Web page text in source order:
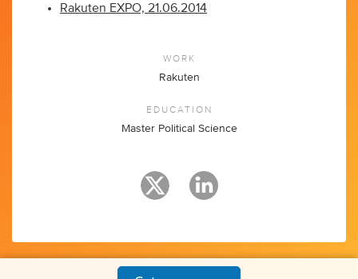
Rakuten EXPO, 21.06.2014
WORK
Rakuten
EDUCATION
Master Political Science